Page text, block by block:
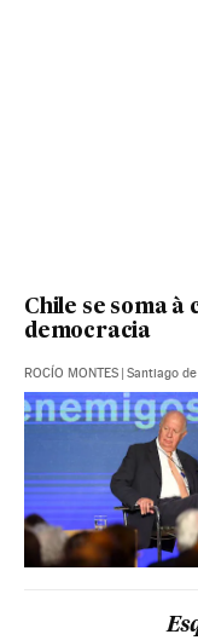
Chile se soma à
democracia
ROCÍO MONTES | Santiago